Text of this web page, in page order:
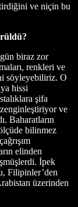
ve niçin bu
biraz zor
renkleri ve
söyleyebiliriz. O
hissi
şifa
zenginleştiriyor ve
Baharatların
bilinmez
elinden
İpek
Filipinler’den
üzerinden